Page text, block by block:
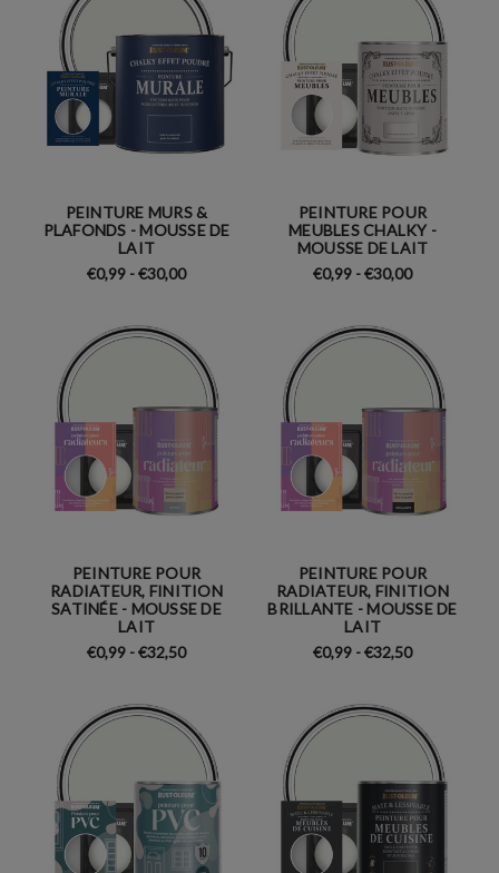
PEINTURE MURS &
PLAFONDS - MOUSSE DE
LAIT
€0,99 - €30,00
PEINTURE POUR
MEUBLES CHALKY -
MOUSSE DE LAIT
€0,99 - €30,00
PEINTURE POUR
RADIATEUR, FINITION
SATINÉE - MOUSSE DE
LAIT
€0,99 - €32,50
PEINTURE POUR
RADIATEUR, FINITION
BRILLANTE - MOUSSE DE
LAIT
€0,99 - €32,50